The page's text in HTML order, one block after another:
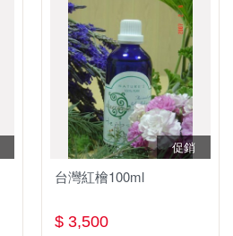
促銷
台灣紅檜100ml
$ 3,500